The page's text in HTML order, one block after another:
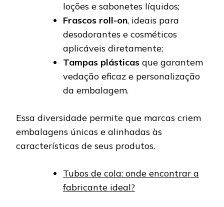
loções e sabonetes líquidos;
Frascos roll-on, ideais para
desodorantes e cosméticos
aplicáveis diretamente;
Tampas plásticas que garantem
vedação eficaz e personalização
da embalagem.
Essa diversidade permite que marcas criem
embalagens únicas e alinhadas às
características de seus produtos.
Tubos de cola: onde encontrar a
fabricante ideal?